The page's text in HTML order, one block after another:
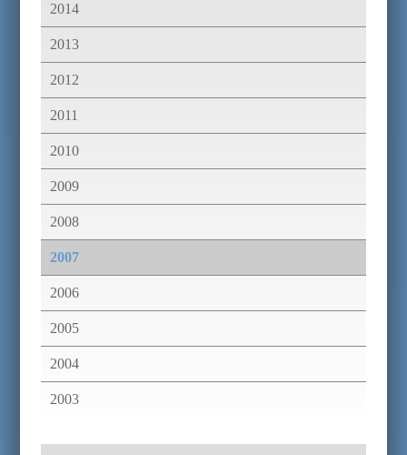
2014
2013
2012
2011
2010
2009
2008
2007
2006
2005
2004
2003